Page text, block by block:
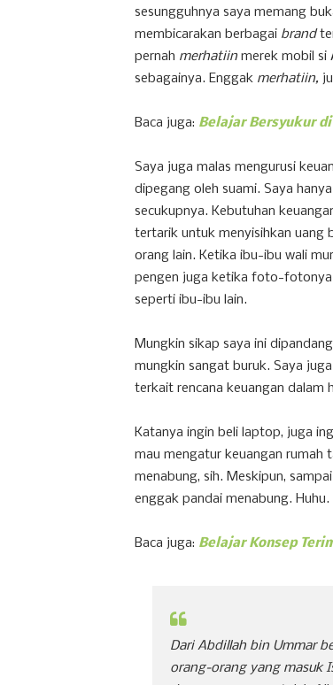
sesungguhnya saya memang
membicarakan berbagai brand
pernah merhatiin merek mobil si
sebagainya. Enggak merhatiin,
Baca juga: Belajar Bersyukur
Saya juga malas mengurusi
dipegang oleh suami. Saya
secukupnya. Kebutuhan
tertarik untuk menyisihkan uang
orang lain. Ketika ibu-ibu wali
pengen juga ketika foto-fotonya
seperti ibu-ibu lain.
Mungkin sikap saya ini
mungkin sangat buruk. Saya
terkait rencana keuangan dalam
Katanya ingin beli laptop, juga
mau mengatur keuangan rumah
menabung, sih. Meskipun,
enggak pandai menabung. Huhu.
Baca juga: Belajar Konsep
Dari Abdillah bin Ummar
orang-orang yang masuk